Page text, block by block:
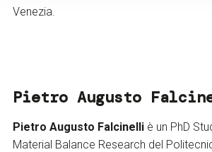
Venezia.
Pietro Augusto
Pietro Augusto Falcinelliè un PhD
Material Balance Research del